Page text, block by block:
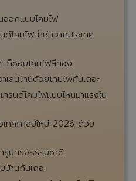
ฟและงานศิลปะแก้วระดับลัก
ว่าควรเปลี่ยนหลอดไฟ
เป็นที่นิยมตลอดกาล”
ที่ช่วยเปลี่ยนบรรยากาศ